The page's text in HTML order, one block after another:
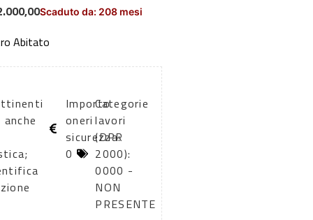
Scaduto da: 208 mesi
Abitato
Importo
oneri
sicurezza:
0
Categorie
lavori
(DPR
2000):
0000 -
NON
PRESENTE